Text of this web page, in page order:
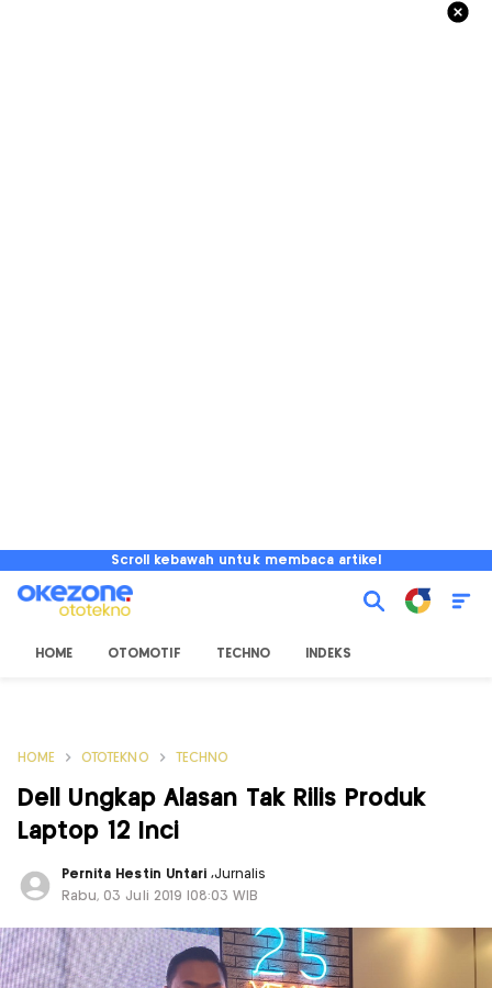
Scroll kebawah untuk membaca artikel
HOME OTOMOTIF TECHNO INDEKS
HOME OTOTEKNO TECHNO
Dell Ungkap Alasan Tak Rilis Produk
Laptop 12 Inci
Pernita Hestin Untari,Jurnalis
Rabu, 03 Juli 2019 |08:03 WIB